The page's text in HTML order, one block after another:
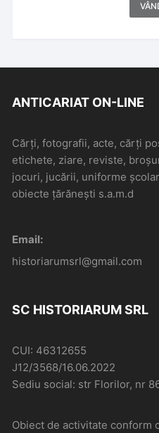
ANTICARIAT ON-LINE
Cărți, fotografii, acte, cărți
etichete, ziare, reviste,
jocuri, jucării, uniforme
obiecte țărănești s.a.m.d
Email:
historiarumsrl@gmail.com
SC HISTORIARUM SRL
CUI: 46312655
J12/3568/16.06.2022
Sediu social: str Florilor, nr
Obiect de activitate conform